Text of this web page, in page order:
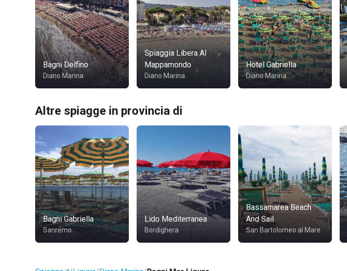
Bagni Delfino
Diano Marina
Spiaggia Libera Al
Mappamondo
Diano Marina
Hotel Gabriella
Diano Marina
Altre spiagge in provincia di
Bagni Gabriella
Sanremo
Lido Mediterranea
Bordighera
Bassamarea Beach
And Sail
San Bartolomeo al Mare